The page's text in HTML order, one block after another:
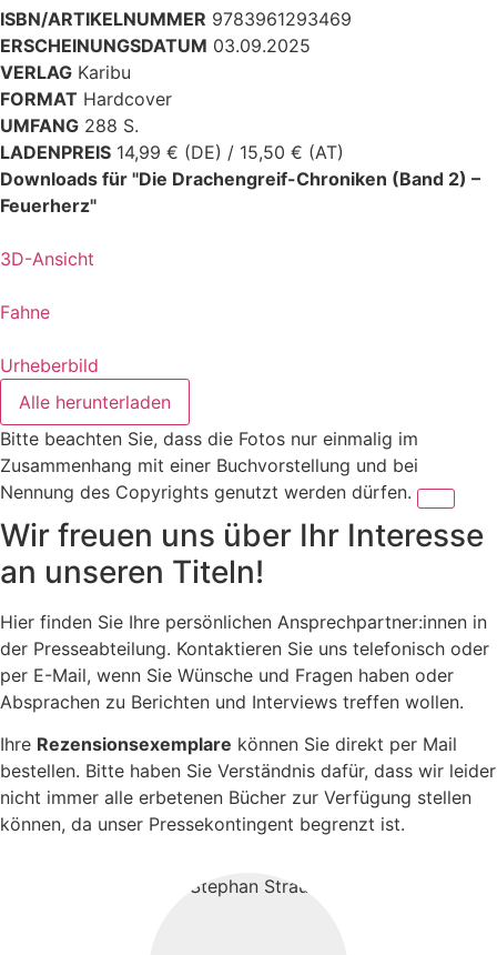
ISBN/ARTIKELNUMMER 9783961293469
ERSCHEINUNGSDATUM 03.09.2025
VERLAG Karibu
FORMAT Hardcover
UMFANG 288 S.
LADENPREIS 14,99 € (DE) / 15,50 € (AT)
Downloads für "Die Drachengreif-Chroniken (Band 2) –
Feuerherz"
3D-Ansicht
Fahne
Urheberbild
Alle herunterladen
Bitte beachten Sie, dass die Fotos nur einmalig im
Zusammenhang mit einer Buchvorstellung und bei
Nennung des Copyrights genutzt werden dürfen.
Wir freuen uns über Ihr Interesse
an unseren Titeln!
Hier finden Sie Ihre persönlichen Ansprechpartner:innen in
der Presseabteilung. Kontaktieren Sie uns telefonisch oder
per E-Mail, wenn Sie Wünsche und Fragen haben oder
Absprachen zu Berichten und Interviews treffen wollen.
Ihre Rezensionsexemplare können Sie direkt per Mail
bestellen. Bitte haben Sie Verständnis dafür, dass wir leider
nicht immer alle erbetenen Bücher zur Verfügung stellen
können, da unser Pressekontingent begrenzt ist.